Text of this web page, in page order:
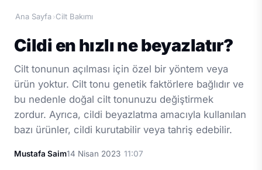
Ana Sayfa ›Cilt Bakımı
Cildi en hızlı ne beyazlatır?
Cilt tonunun açılması için özel bir yöntem veya
ürün yoktur. Cilt tonu genetik faktörlere bağlıdır ve
bu nedenle doğal cilt tonunuzu değiştirmek
zordur. Ayrıca, cildi beyazlatma amacıyla kullanılan
bazı ürünler, cildi kurutabilir veya tahriş edebilir.
Mustafa Saim14 Nisan 2023 11:07